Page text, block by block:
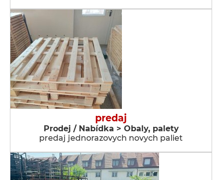
predaj
Prodej / Nabídka > Obaly, palety
predaj jednorazovych novych paliet